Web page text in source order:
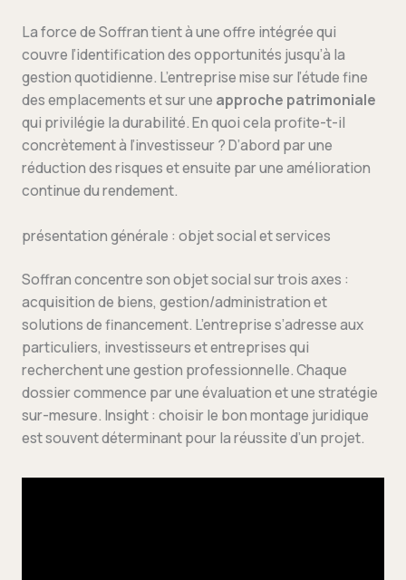
La force de Soffran tient à une offre intégrée qui
couvre l’identification des opportunités jusqu’à la
gestion quotidienne. L’entreprise mise sur l’étude fine
des emplacements et sur une approche patrimoniale
qui privilégie la durabilité. En quoi cela profite-t-il
concrètement à l’investisseur ? D’abord par une
réduction des risques et ensuite par une amélioration
continue du rendement.
présentation générale : objet social et services
Soffran concentre son objet social sur trois axes :
acquisition de biens, gestion/administration et
solutions de financement. L’entreprise s’adresse aux
particuliers, investisseurs et entreprises qui
recherchent une gestion professionnelle. Chaque
dossier commence par une évaluation et une stratégie
sur-mesure. Insight : choisir le bon montage juridique
est souvent déterminant pour la réussite d’un projet.